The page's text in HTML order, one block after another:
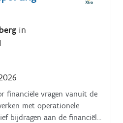
Controleren van
als eerste aanspreekpunt
en vennootschapsbelasting)
de nodige dossiers Review
Kritisch nakijken van de
en reportingteam
bij complexe fiscale
analyses in nauwe
in
financiële vragen vanuit de
met operationele
bijdragen aan de financiële